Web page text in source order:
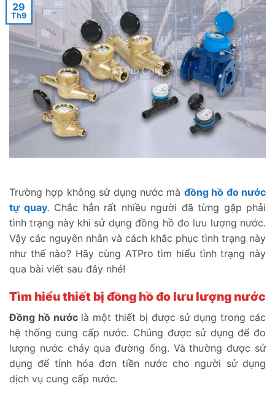
29
Th9
Trường hợp không sử dụng nước mà đồng hồ đo nước
tự quay. Chắc hẳn rất nhiều người đã từng gặp phải
tình trạng này khi sử dụng đồng hồ đo lưu lượng nước.
Vậy các nguyên nhân và cách khắc phục tình trạng này
như thế nào? Hãy cùng ATPro tìm hiểu tình trạng này
qua bài viết sau đây nhé!
Tìm hiểu thiết bị đồng hồ đo lưu lượng nước
Đồng hồ nướclà một thiết bị được sử dụng trong các
hệ thống cung cấp nước. Chúng được sử dụng để đo
lượng nước chảy qua đường ống. Và thường được sử
dụng để tính hóa đơn tiền nước cho người sử dụng
dịch vụ cung cấp nước.